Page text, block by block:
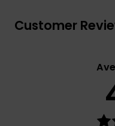
Customer